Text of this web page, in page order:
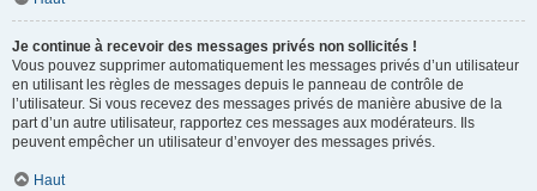
Je continue à recevoir des messages privés non sollicités !
Vous pouvez supprimer automatiquement les messages privés d’un utilisateur
en utilisant les règles de messages depuis le panneau de contrôle de
l’utilisateur. Si vous recevez des messages privés de manière abusive de la
part d’un autre utilisateur, rapportez ces messages aux modérateurs. Ils
peuvent empêcher un utilisateur d’envoyer des messages privés.
Haut